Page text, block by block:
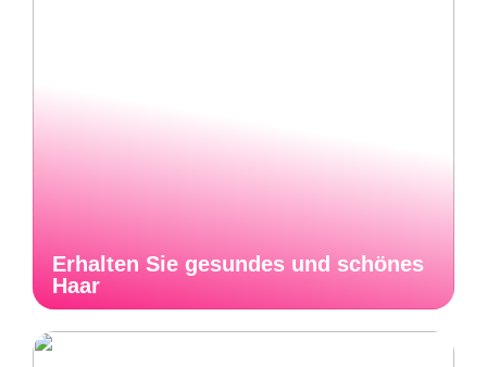
Erhalten Sie gesundes und schönes
Haar